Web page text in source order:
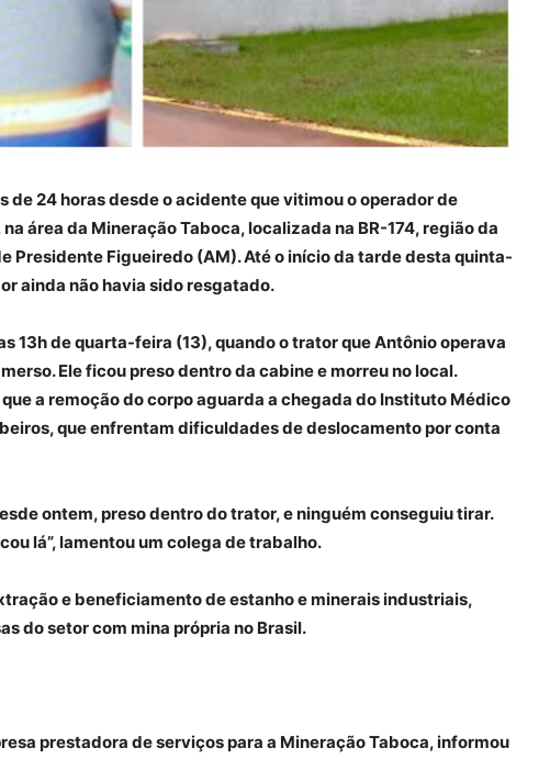
de 24 horas desde o acidente que vitimou o operador de
área da Mineração Taboca, localizada na BR-174, região da
Presidente Figueiredo (AM). Até o início da tarde desta quinta-
ainda não havia sido resgatado.
13h de quarta-feira (13), quando o trator que Antônio operava
Ele ficou preso dentro da cabine e morreu no local.
a remoção do corpo aguarda a chegada do Instituto Médico
que enfrentam dificuldades de deslocamento por conta
ontem, preso dentro do trator, e ninguém conseguiu tirar.
lá”, lamentou um colega de trabalho.
e beneficiamento de estanho e minerais industriais,
do setor com mina própria no Brasil.
prestadora de serviços para a Mineração Taboca, informou